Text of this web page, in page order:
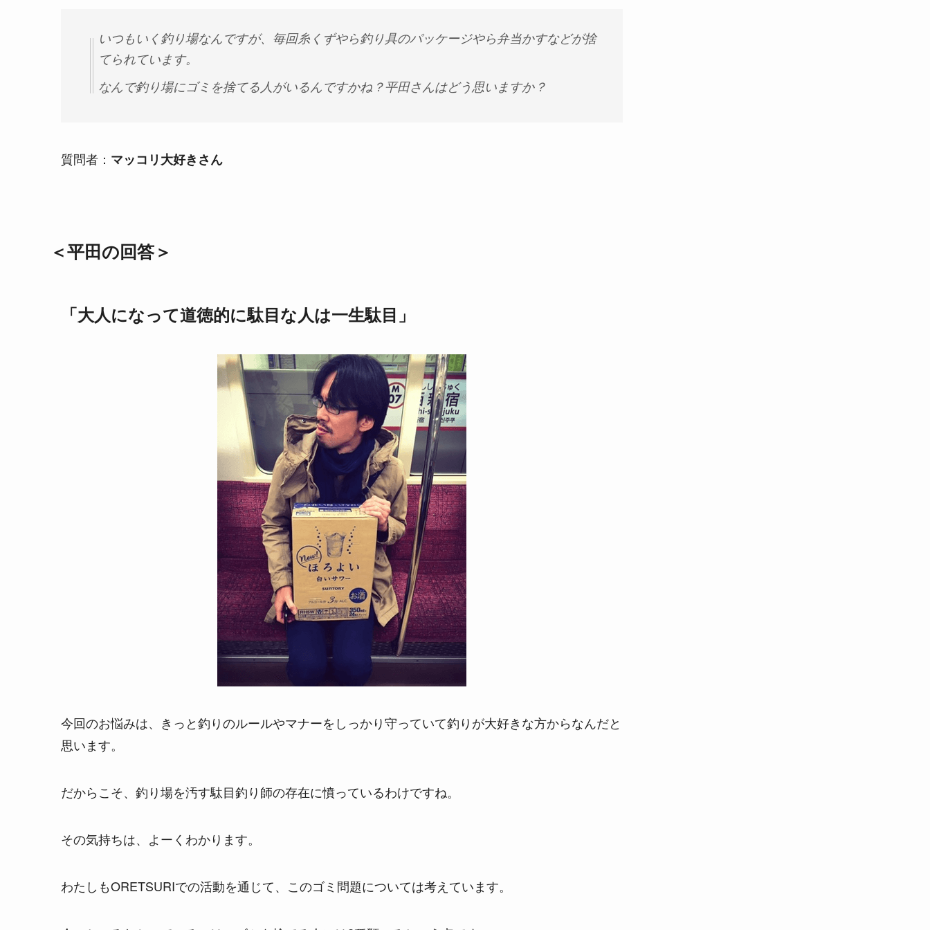
いつもいく釣り場なんですが、毎回糸くずやら釣り具のパッケージやら弁当かすなどが捨
てられています。
なんで釣り場にゴミを捨てる人がいるんですかね？平田さんはどう思いますか？
質問者： マッコリ大好きさん
＜平田の回答＞
「大人になって道徳的に駄目な人は一生駄目」
今回のお悩みは、きっと釣りのルールやマナーをしっかり守っていて釣りが大好きな方からなんだと
思います。
だからこそ、釣り場を汚す駄目釣り師の存在に憤っているわけですね。
その気持ちは、よーくわかります。
わたしもORETSURIでの活動を通じて、このゴミ問題については考えています。